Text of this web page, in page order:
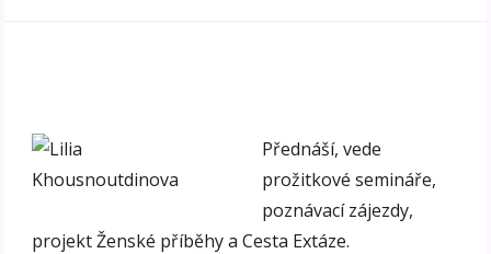
Přednáší, vede
prožitkové semináře,
poznávací zájezdy,
projekt Ženské příběhy a Cesta Extáze.